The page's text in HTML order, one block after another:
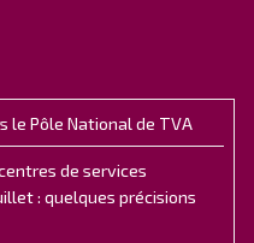
le Pôle National de TVA
de services
: quelques précisions